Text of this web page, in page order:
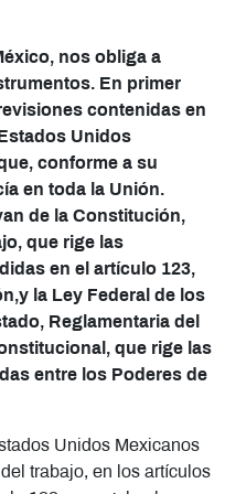
nos obliga a
En primer
contenidas en
Unidos
conforme a su
en toda la Unión.
de la Constitución,
que rige las
en el artículo 123,
la Ley Federal de los
Reglamentaria del
que rige las
entre los Poderes de
Unidos Mexicanos
trabajo, en los artículos